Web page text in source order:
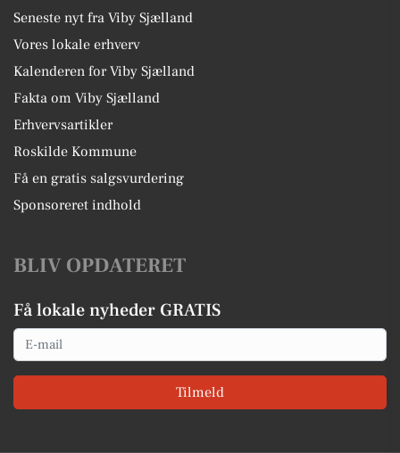
Seneste nyt fra Viby Sjælland
Vores lokale erhverv
Kalenderen for Viby Sjælland
Fakta om Viby Sjælland
Erhvervsartikler
Roskilde Kommune
Få en gratis salgsvurdering
Sponsoreret indhold
BLIV OPDATERET
Få lokale nyheder GRATIS
Email
Tilmeld